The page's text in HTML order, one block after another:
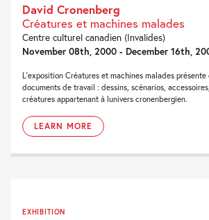
David Cronenberg
Créatures et machines malades
Centre culturel canadien (Invalides)
November 08th, 2000 - December 16th,
L'exposition Créatures et machines malades
documents de travail : dessins, scénarios,
créatures appartenant à lunivers cronenbergien.
LEARN MORE
EXHIBITION